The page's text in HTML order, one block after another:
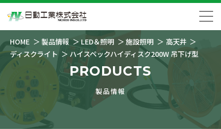
HOME 製品情報 LED＆照明 施設照明
高天井
ディスクライト
ハイスペックハイディスク200W 吊下げ型
PRODUCTS
製品情報